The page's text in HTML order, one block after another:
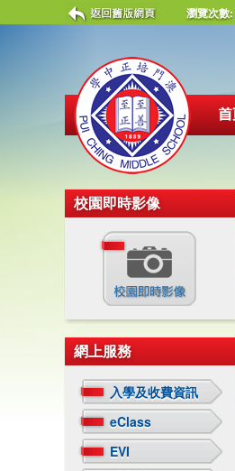
瀏覽次數:
校園即時影像
網上服務
入學及收費資訊
eClass
EVI